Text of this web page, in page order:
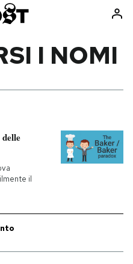
Consumismi
I NOMI
il